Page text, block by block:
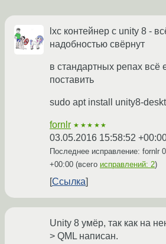
lxc контейнер с unity 8 -
надобностью свёрнут
в стандартных репах всё
поставить
sudo apt install unity8-
fornlr ★★★★★
03.05.2016 15:58:52
Последнее исправление: fornlr
+00:00 (всего исправлений: 2)
Ссылка
Unity 8 умёр, так как на
> QML написан.